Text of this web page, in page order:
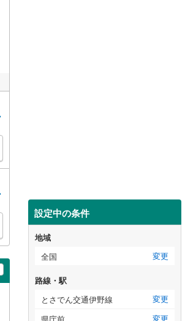
設定中の条件
地域
全国
変更
路線・駅
とさでん交通伊野線
変更
変更